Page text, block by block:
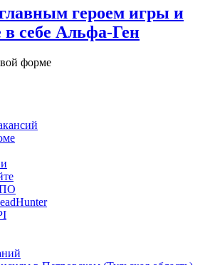
героем игры и
в себе Альфа-Ген
форме
ПО